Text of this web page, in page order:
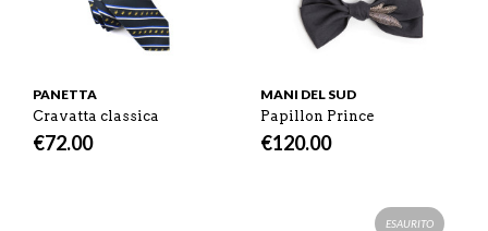
PANETTA
Cravatta classica
€72.00
MANI DEL SUD
Papillon Prince
€120.00
ESAURITO